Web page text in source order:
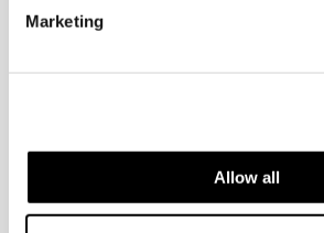
Marketing
Allow all